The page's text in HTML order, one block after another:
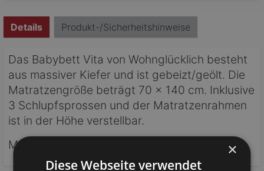
Details Produkt-/Sicherheitshinweise
Das Babybett Vita von Wohnglücklich besteht
aus massiver Kiefer und ist gebeizt/geölt. Die
Matratzengröße beträgt 70 x 140 cm. Inklusive
3 Schlupfsprossen und der Matratzenrahmen
ist in der Höhe verstellbar.
Maße: 146 x 79 x 76 cm
×
Diese Webseite verwendet